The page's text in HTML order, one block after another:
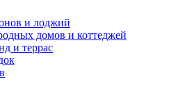
и лоджий
домов и коттеджей
и террас